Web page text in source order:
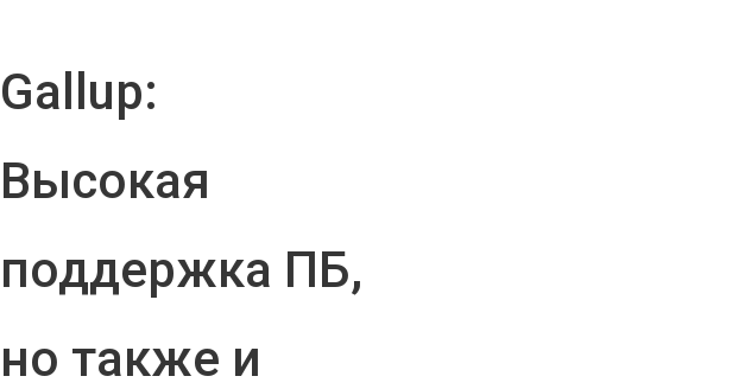
Gallup:
Высокая
поддержка ПБ,
но также и